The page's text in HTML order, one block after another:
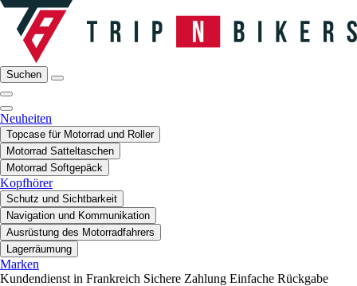
Suchen
Neuheiten
Topcase für Motorrad und Roller
Motorrad Satteltaschen
Motorrad Softgepäck
Kopfhörer
Schutz und Sichtbarkeit
Navigation und Kommunikation
Ausrüstung des Motorradfahrers
Lagerräumung
Marken
Kundendienst in Frankreich Sichere Zahlung Einfache Rückgabe